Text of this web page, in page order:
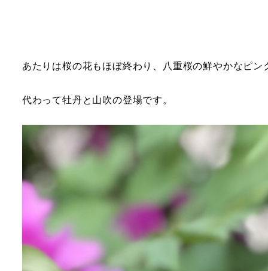
あたりは桜の花もほぼ終わり、八重桜の鮮やかなピン
代わって牡丹と山吹の登場です。